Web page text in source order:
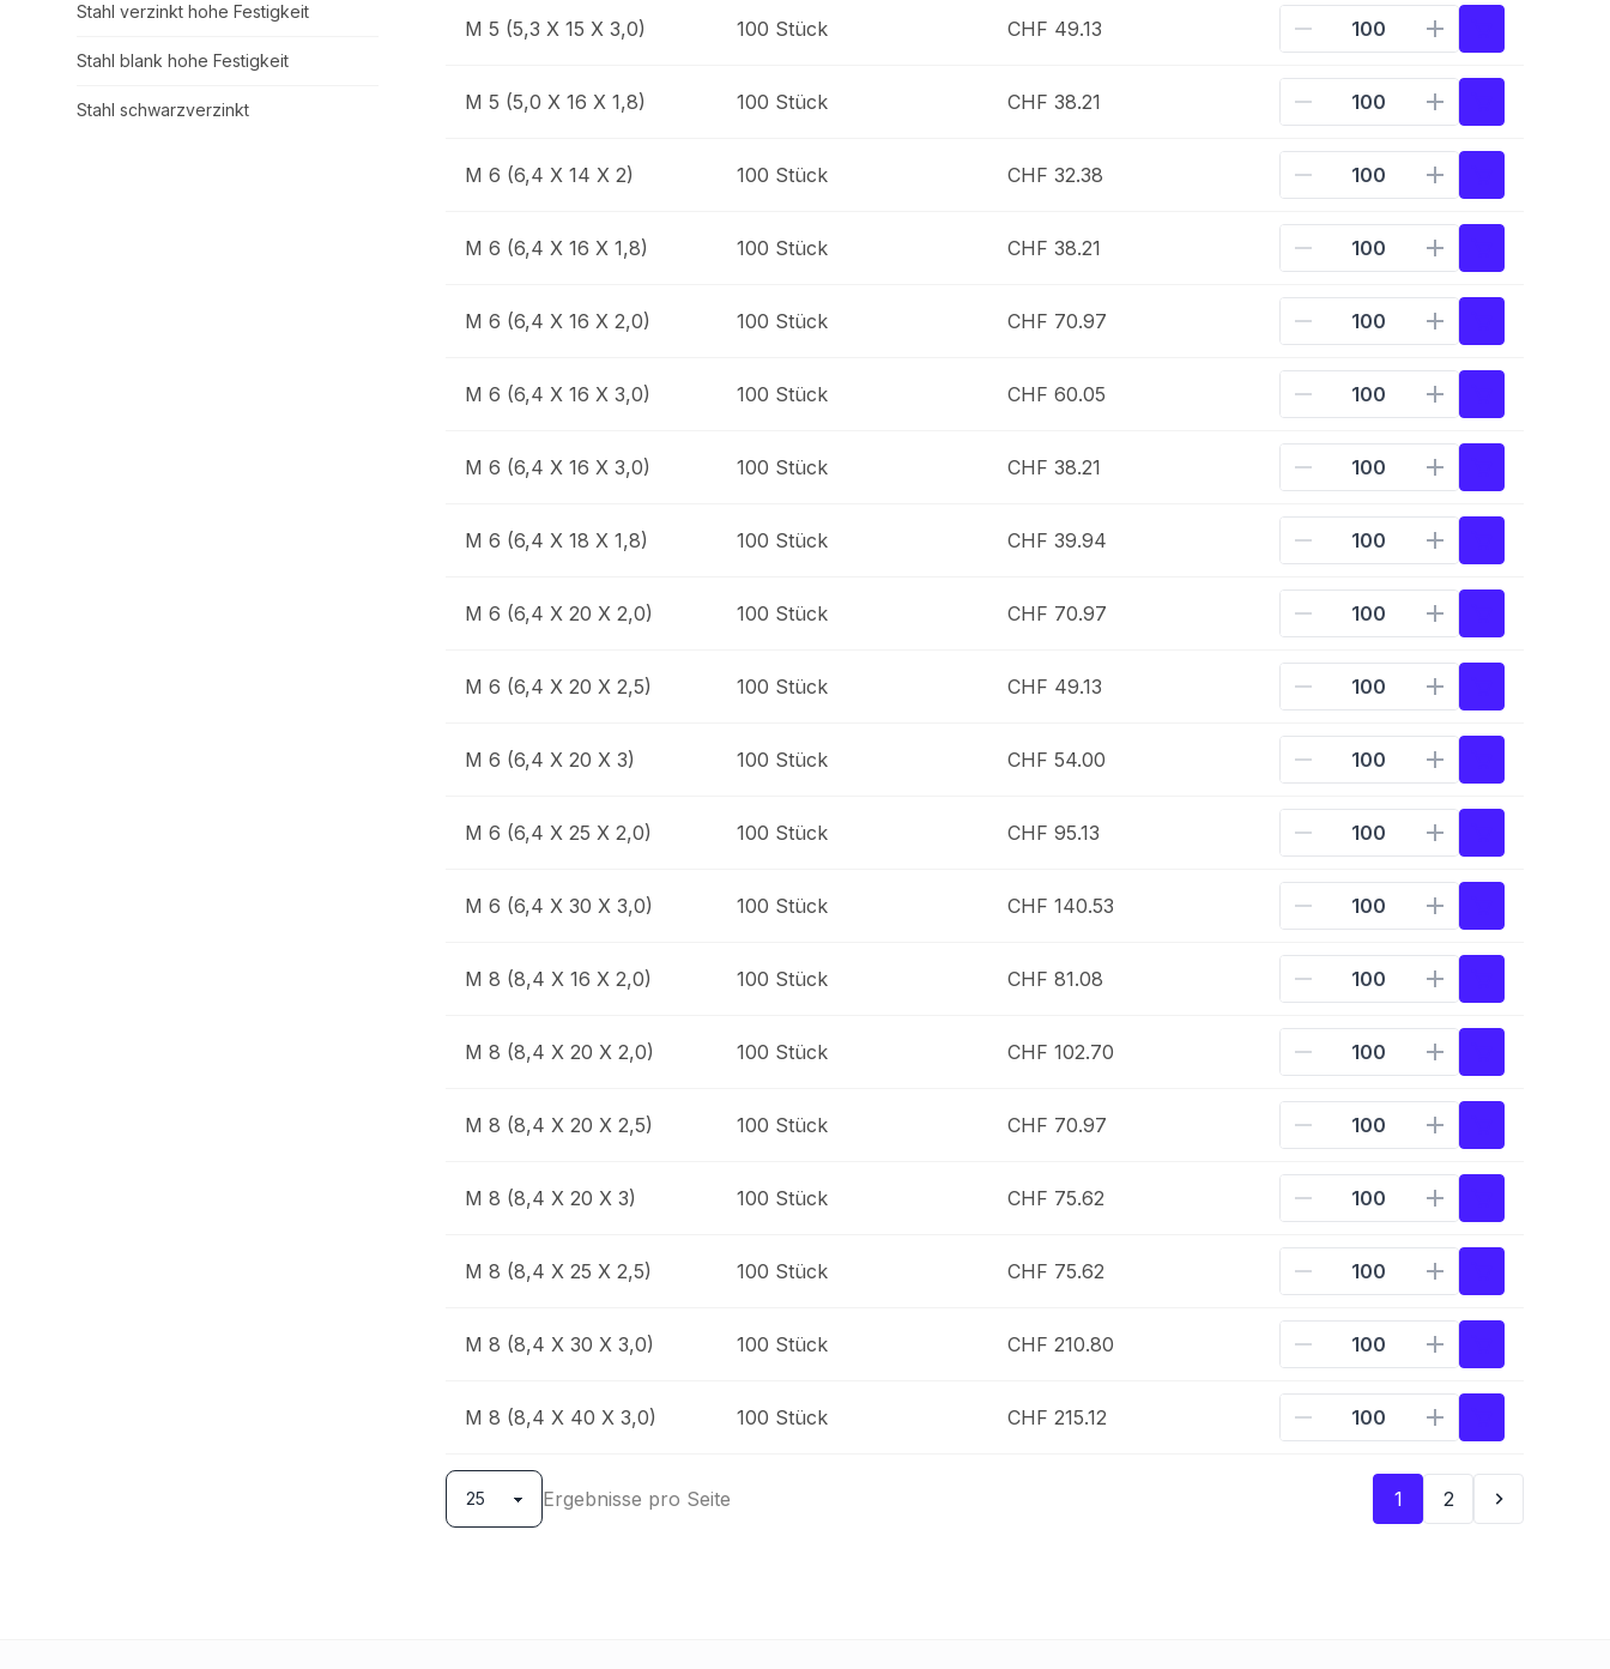
Stahl verzinkt hohe Festigkeit
Stahl blank hohe Festigkeit
Stahl schwarzverzinkt
M 5 (5,3 X 15 X 3,0) 100 Stück CHF 49.13
M 5 (5,0 X 16 X 1,8) 100 Stück CHF 38.21
M 6 (6,4 X 14 X 2) 100 Stück CHF 32.38
M 6 (6,4 X 16 X 1,8) 100 Stück CHF 38.21
M 6 (6,4 X 16 X 2,0) 100 Stück CHF 70.97
M 6 (6,4 X 16 X 3,0) 100 Stück CHF 60.05
M 6 (6,4 X 16 X 3,0) 100 Stück CHF 38.21
M 6 (6,4 X 18 X 1,8) 100 Stück CHF 39.94
M 6 (6,4 X 20 X 2,0) 100 Stück CHF 70.97
M 6 (6,4 X 20 X 2,5) 100 Stück CHF 49.13
M 6 (6,4 X 20 X 3) 100 Stück CHF 54.00
M 6 (6,4 X 25 X 2,0) 100 Stück CHF 95.13
M 6 (6,4 X 30 X 3,0) 100 Stück CHF 140.53
M 8 (8,4 X 16 X 2,0) 100 Stück CHF 81.08
M 8 (8,4 X 20 X 2,0) 100 Stück CHF 102.70
M 8 (8,4 X 20 X 2,5) 100 Stück CHF 70.97
M 8 (8,4 X 20 X 3) 100 Stück CHF 75.62
M 8 (8,4 X 25 X 2,5) 100 Stück CHF 75.62
M 8 (8,4 X 30 X 3,0) 100 Stück CHF 210.80
M 8 (8,4 X 40 X 3,0) 100 Stück CHF 215.12
Ergebnisse pro Seite 1 2